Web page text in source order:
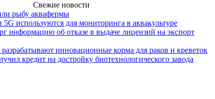
Свежие новости
рыбу аквафермы
используются для мониторинга в аквакультуре
информацию об отказе в выдаче лицензий на экспорт
инновационные корма для раков и креветок
кредит на достройку биотехнологического завода